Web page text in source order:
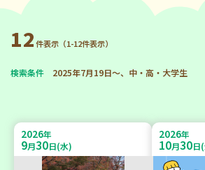
12件表示（1-12件表示）
検索条件 2025年7月19日～、中・高・大学生
2026年
9月30日(水)
2026年
10月30日